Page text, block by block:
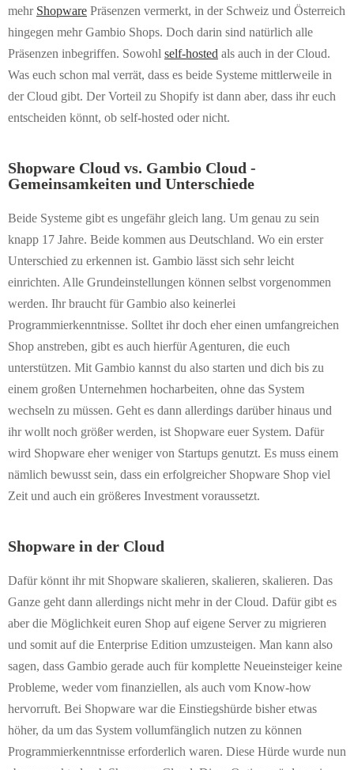
mehr Shopware Präsenzen vermerkt, in der Schweiz und Österreich
hingegen mehr Gambio Shops. Doch darin sind natürlich alle
Präsenzen inbegriffen. Sowohl self-hosted als auch in der Cloud.
Was euch schon mal verrät, dass es beide Systeme mittlerweile in
der Cloud gibt. Der Vorteil zu Shopify ist dann aber, dass ihr euch
entscheiden könnt, ob self-hosted oder nicht.
Shopware Cloud vs. Gambio Cloud -
Gemeinsamkeiten und Unterschiede
Beide Systeme gibt es ungefähr gleich lang. Um genau zu sein
knapp 17 Jahre. Beide kommen aus Deutschland. Wo ein erster
Unterschied zu erkennen ist. Gambio lässt sich sehr leicht
einrichten. Alle Grundeinstellungen können selbst vorgenommen
werden. Ihr braucht für Gambio also keinerlei
Programmierkenntnisse. Solltet ihr doch eher einen umfangreichen
Shop anstreben, gibt es auch hierfür Agenturen, die euch
unterstützen. Mit Gambio kannst du also starten und dich bis zu
einem großen Unternehmen hocharbeiten, ohne das System
wechseln zu müssen. Geht es dann allerdings darüber hinaus und
ihr wollt noch größer werden, ist Shopware euer System. Dafür
wird Shopware eher weniger von Startups genutzt. Es muss einem
nämlich bewusst sein, dass ein erfolgreicher Shopware Shop viel
Zeit und auch ein größeres Investment voraussetzt.
Shopware in der Cloud
Dafür könnt ihr mit Shopware skalieren, skalieren, skalieren. Das
Ganze geht dann allerdings nicht mehr in der Cloud. Dafür gibt es
aber die Möglichkeit euren Shop auf eigene Server zu migrieren
und somit auf die Enterprise Edition umzusteigen. Man kann also
sagen, dass Gambio gerade auch für komplette Neueinsteiger keine
Probleme, weder vom finanziellen, als auch vom Know-how
hervorruft. Bei Shopware war die Einstiegshürde bisher etwas
höher, da um das System vollumfänglich nutzen zu können
Programmierkenntnisse erforderlich waren. Diese Hürde wurde nun